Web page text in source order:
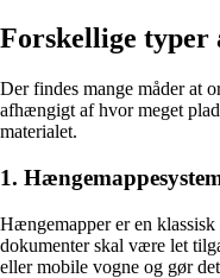
Forskellige typer
Der findes mange måder at
afhængigt af hvor meget
materialet.
1.
Hængemapper er en
dokumenter skal være let
eller mobile vogne og gør